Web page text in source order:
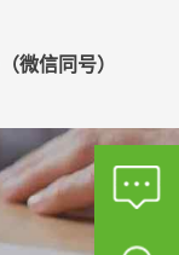
（微信同号）